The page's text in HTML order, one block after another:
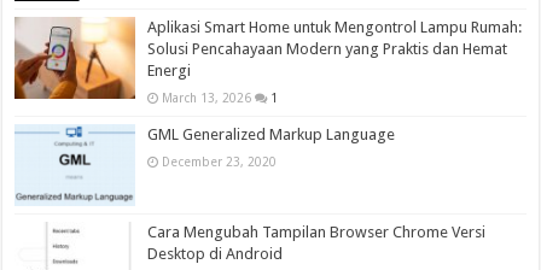
Aplikasi Smart Home untuk Mengontrol Lampu Rumah:
Solusi Pencahayaan Modern yang Praktis dan Hemat
Energi
March 13, 2026 1
GML Generalized Markup Language
December 23, 2020
Cara Mengubah Tampilan Browser Chrome Versi
Desktop di Android